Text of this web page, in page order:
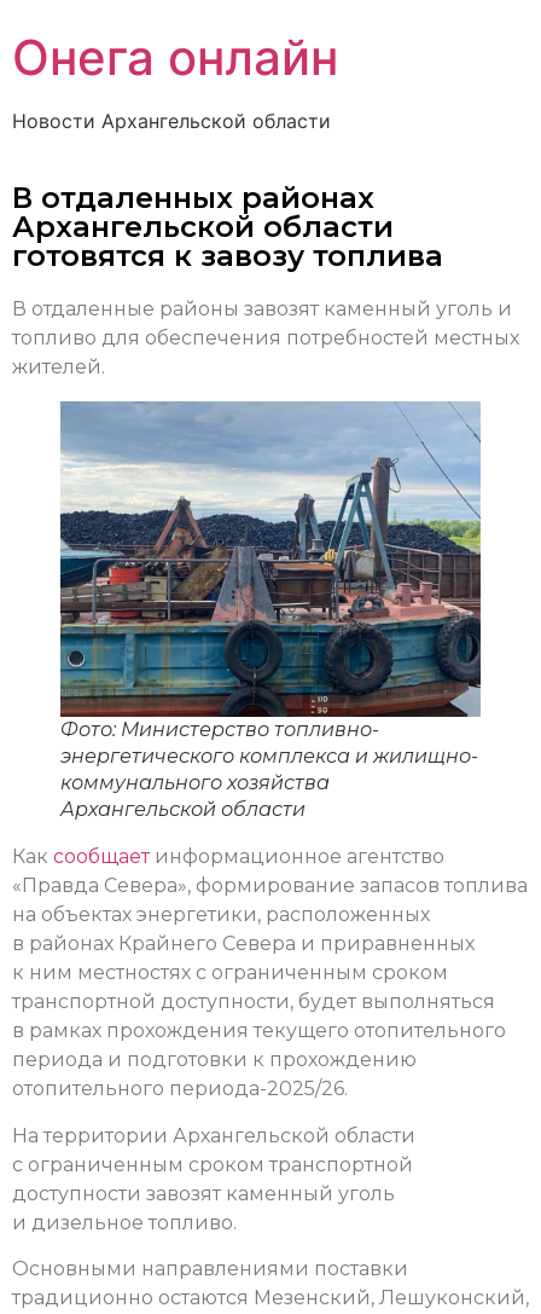
Онега онлайн
Новости Архангельской области
В отдаленных районах
Архангельской области
готовятся к завозу топлива
В отдаленные районы завозят каменный уголь и
топливо для обеспечения потребностей местных
жителей.
Фото: Министерство топливно-
энергетического комплекса и жилищно-
коммунального хозяйства
Архангельской области
Как сообщаетинформационное агентство
«Правда Севера», формирование запасов топлива
на объектах энергетики, расположенных
в районах Крайнего Севера и приравненных
к ним местностях с ограниченным сроком
транспортной доступности, будет выполняться
в рамках прохождения текущего отопительного
периода и подготовки к прохождению
отопительного периода-2025/26.
На территории Архангельской области
с ограниченным сроком транспортной
доступности завозят каменный уголь
и дизельное топливо.
Основными направлениями поставки
традиционно остаются Мезенский, Лешуконский,